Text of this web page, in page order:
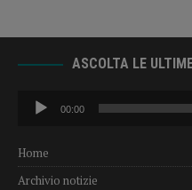
ASCOLTA LE
Audio
Player
00:00
Home
Archivio notizie